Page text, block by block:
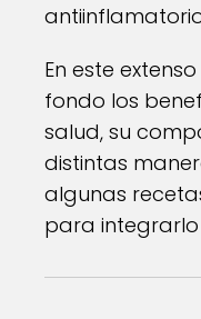
En este
fondo los
salud, su
distintas
algunas
para